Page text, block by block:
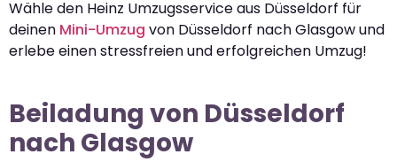
Wähle den Heinz Umzugsservice aus Düsseldorf für
deinen Mini-Umzug von Düsseldorf nach Glasgow und
erlebe einen stressfreien und erfolgreichen Umzug!
Beiladung von Düsseldorf
nach Glasgow